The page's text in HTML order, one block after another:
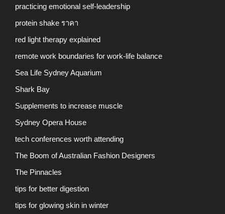
practicing emotional self-leadership
protein shake ราคา
red light therapy explained
remote work boundaries for work-life balance
Sea Life Sydney Aquarium
Shark Bay
Supplements to increase muscle
Sydney Opera House
tech conferences worth attending
The Boom of Australian Fashion Designers
The Pinnacles
tips for better digestion
tips for glowing skin in winter